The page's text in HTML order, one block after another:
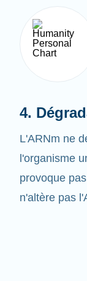
L'ARNm ne
l'organisme
provoque
n'altère pas